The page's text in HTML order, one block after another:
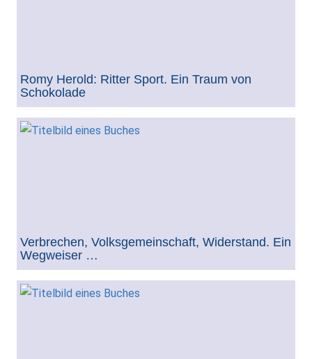
Romy Herold: Ritter Sport. Ein Traum von
Schokolade
Verbrechen, Volksgemeinschaft, Widerstand. Ein
Wegweiser …